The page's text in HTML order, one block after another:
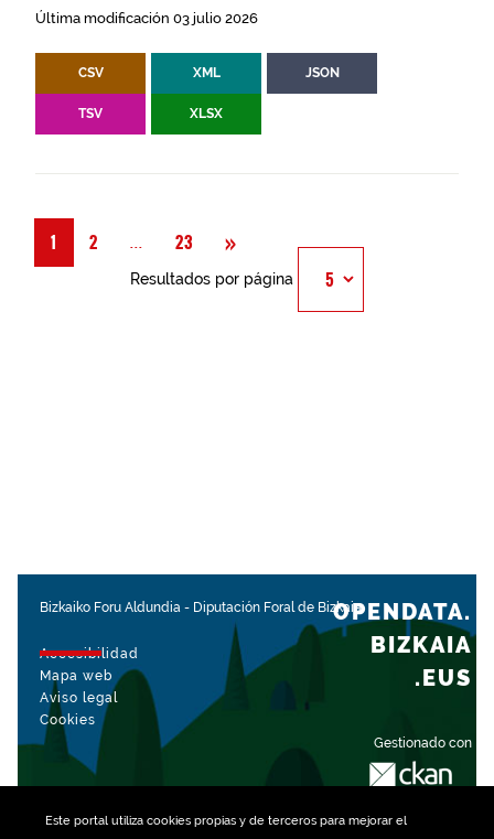
Este portal utiliza cookiespropias y de terceros para mejorar el
Última modificación 03 julio 2026
CSV XML JSON
TSV XLSX
1 2 Página
... 23 » Siguiente
Resultados por página
Bizkaiko Foru Aldundia - Diputación Foral de Bizkaia
Accesibilidad
Mapa web
Aviso legal
Cookies
Gestionado con
OPENDATA.
BIZKAIA
.EUS